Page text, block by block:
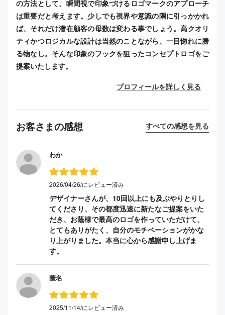
の方法として、瞬間視で印象づけるロゴマークのアプローチ
は重要だと考えます。少しでも視界や意識の隅に引っかかれ
ば、それだけ潜在顧客の母数は変わる事でしょう。高クオリ
ティかつロジカルな設計は当然のことながら、一目惚れに勝
る物なし。そんな印象のフックを狙ったコンセプトロゴをご
提案いたします。
プロフィールを詳しく見る
お客さまの感想 すべての感想を見る
わか
2026/04/26/にレビュー済み
デザイナーさんが、10回以上にも及ぶやりとりし
てくださり、その都度迅速に新たなご提案をいた
だき、お蔭様で最高のロゴを作っていただけて、
とてもありがたく、自分のモチベーションがかな
り上がりました。本当に心から感謝申し上げま
す。
匿名
2025/11/14/にレビュー済み